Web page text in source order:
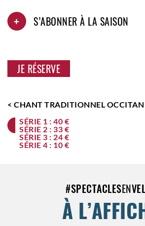
+ S’ABONNER À LA SAISON
JE RÉSERVE
< CHANT TRADITIONNEL OCCITAN
SÉRIE 1 : 40 €
SÉRIE 2 : 33 €
SÉRIE 3 : 24 €
SÉRIE 4 : 10 €
#SPECTACLESEN
À